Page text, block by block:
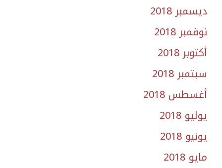
ديسمبر 2018
نوفمبر 2018
أكتوبر 2018
سبتمبر 2018
أغسطس 2018
يوليو 2018
يونيو 2018
مايو 2018